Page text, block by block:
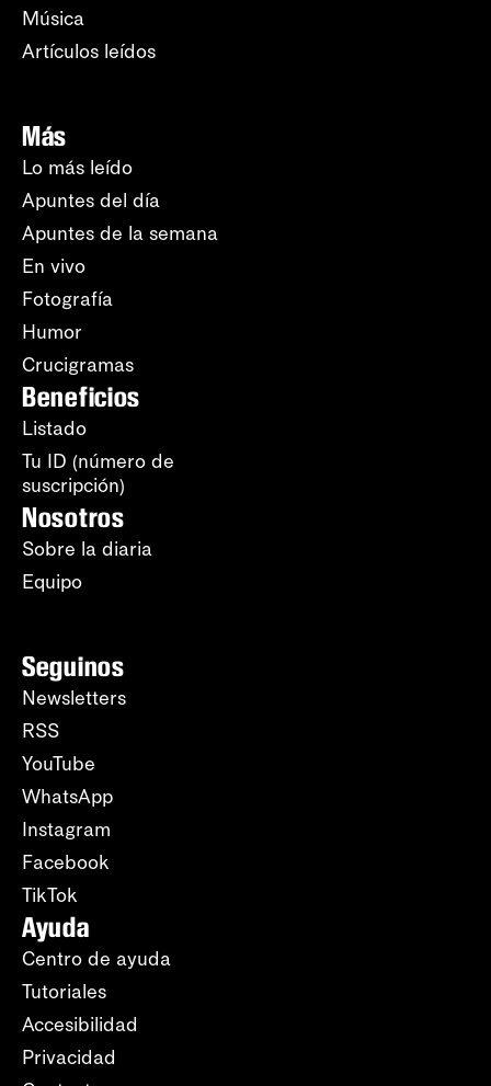
Música
Artículos leídos
Más
Lo más leído
Apuntes del día
Apuntes de la semana
En vivo
Fotografía
Humor
Crucigramas
Beneficios
Listado
Tu ID (número de
suscripción)
Nosotros
Sobre la diaria
Equipo
Seguinos
Newsletters
RSS
YouTube
WhatsApp
Instagram
Facebook
TikTok
Ayuda
Centro de ayuda
Tutoriales
Accesibilidad
Privacidad